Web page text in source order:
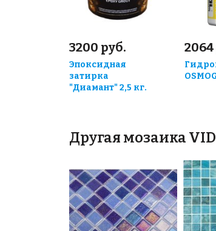
3200 руб.
Эпоксидная
затирка
"Диамант" 2,5 кг.
2064
Другая мозаика